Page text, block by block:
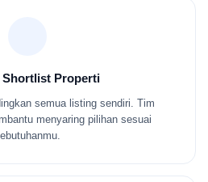
Shortlist Properti
semua listing sendiri. Tim
menyaring pilihan sesuai